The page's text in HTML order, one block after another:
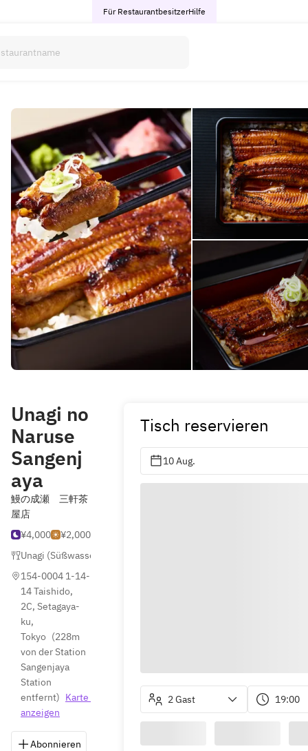
Für RestaurantbesitzerHilfe
Unagi no
Naruse
Sangenj
aya
鰻の成瀬 三軒茶
屋店
¥4,000
¥2,000
Unagi (Süßwasseraal)
154-0004 1-14-
14 Taishido,
2C, Setagaya-
ku,
Tokyo (228m
von der Station
Sangenjaya
Station
entfernt) Karte
anzeigen
Abonnieren Speichern
Tisch reservieren
10 Aug.
2 Gast 19:00